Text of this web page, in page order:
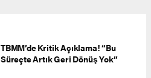
TBMM’de Kritik Açıklama! “Bu
Süreçte Artık Geri Dönüş Yok”